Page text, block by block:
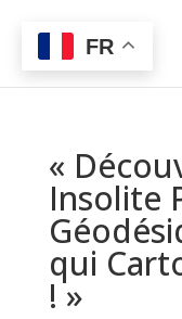
«
Insolite
qui
! »
FR